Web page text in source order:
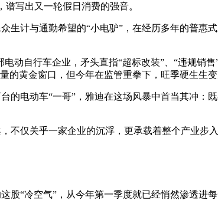
写出又一轮假日消费的强音。
计与通勤希望的“小电驴”，在经历多年的普惠
动自行车企业，矛头直指“超标改装”、“违规销
黄金窗口，但今年在监管重拳下，旺季硬生生变
的电动车“一哥”，雅迪在这场风暴中首当其冲：
仅关乎一家企业的沉浮，更承载着整个产业步
“冷空气”，从今年第一季度就已经悄然渗透进每